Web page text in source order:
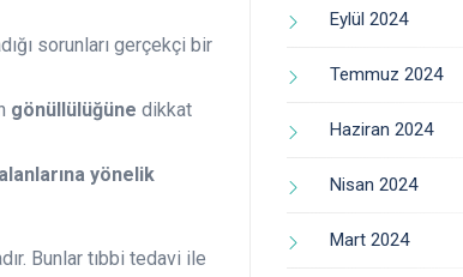
sorunları gerçekçi bir
gönüllülüğüne dikkat
yönelik
Bunlar tıbbi tedavi ile
Eylül 2024
Temmuz 2024
Haziran 2024
Nisan 2024
Mart 2024